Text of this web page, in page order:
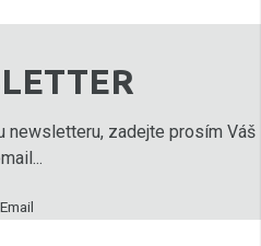
newsletteru, zadejte prosím Váš
Email